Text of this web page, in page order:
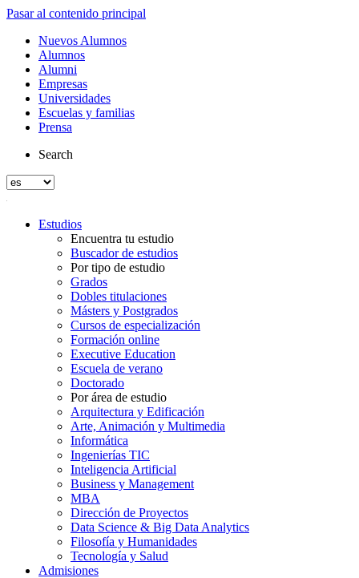
Pasar al contenido principal
Nuevos Alumnos
Alumnos
Alumni
Empresas
Universidades
Escuelas y familias
Prensa
Search
Estudios
Encuentra tu estudio
Buscador de estudios
Por tipo de estudio
Grados
Dobles titulaciones
Másters y Postgrados
Cursos de especialización
Formación online
Executive Education
Escuela de verano
Doctorado
Por área de estudio
Arquitectura y Edificación
Arte, Animación y Multimedia
Informática
Ingenierías TIC
Inteligencia Artificial
Business y Management
MBA
Dirección de Proyectos
Data Science & Big Data Analytics
Filosofía y Humanidades
Tecnología y Salud
Admisiones